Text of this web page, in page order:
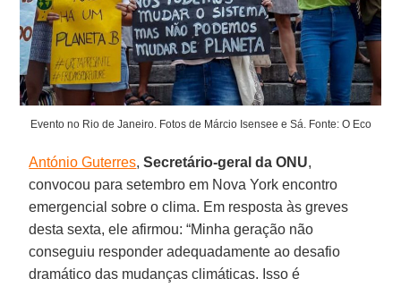
Evento no Rio de Janeiro. Fotos de Márcio Isensee e Sá. Fonte: O Eco
António Guterres,Secretário-geral da ONU,
convocou para setembro em Nova York encontro
emergencial sobre o clima. Em resposta às greves
desta sexta, ele afirmou: “Minha geração não
conseguiu responder adequadamente ao desafio
dramático das mudanças climáticas. Isso é